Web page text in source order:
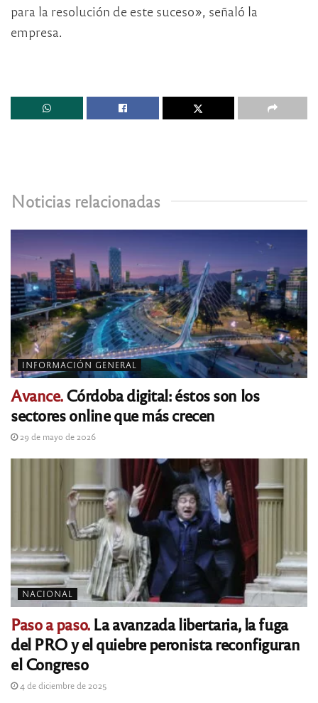
para la resolución de este suceso», señaló la
empresa.
Noticias relacionadas
INFORMACIÓN GENERAL
Avance.Córdoba digital: éstos son los
sectores online que más crecen
29 de mayo de 2026
NACIONAL
Paso a paso.La avanzada libertaria, la fuga
del PRO y el quiebre peronista reconfiguran
el Congreso
4 de diciembre de 2025